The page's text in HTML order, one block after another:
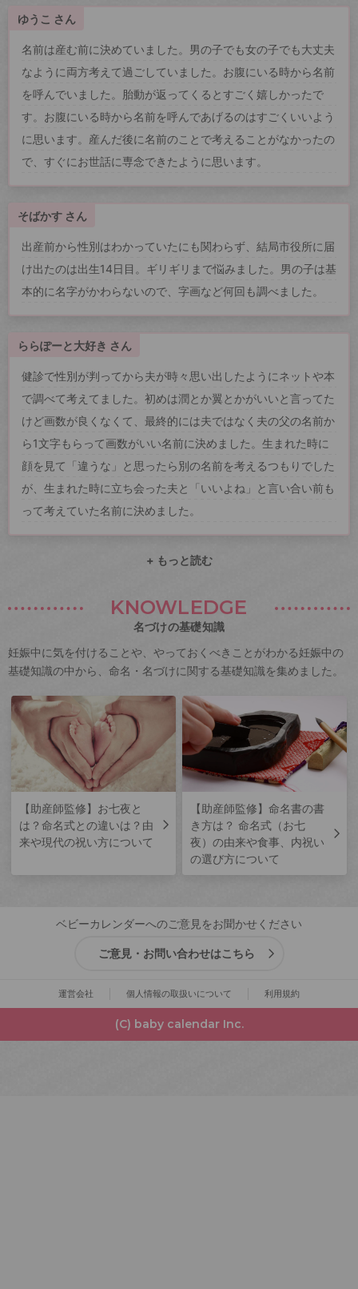
ゆうこ さん
名前は産む前に決めていました。男の子でも女の子でも大丈夫
なように両方考えて過ごしていました。お腹にいる時から名前
を呼んでいました。胎動が返ってくるとすごく嬉しかったで
す。お腹にいる時から名前を呼んであげるのはすごくいいよう
に思います。産んだ後に名前のことで考えることがなかったの
で、すぐにお世話に専念できたように思います。
そばかす さん
出産前から性別はわかっていたにも関わらず、結局市役所に届
け出たのは出生14日目。ギリギリまで悩みました。男の子は基
本的に名字がかわらないので、字画など何回も調べました。
ららぽーと大好き さん
健診で性別が判ってから夫が時々思い出したようにネットや本
で調べて考えてました。初めは潤とか翼とかがいいと言ってた
けど画数が良くなくて、最終的には夫ではなく夫の父の名前か
ら1文字もらって画数がいい名前に決めました。生まれた時に
顔を見て「違うな」と思ったら別の名前を考えるつもりでした
が、生まれた時に立ち会った夫と「いいよね」と言い合い前も
って考えていた名前に決めました。
+ もっと読む
KNOWLEDGE
名づけの基礎知識
妊娠中に気を付けることや、やっておくべきことがわかる妊娠中の
基礎知識の中から、命名・名づけに関する基礎知識を集めました。
【助産師監修】お七夜と
は？命名式との違いは？由
来や現代の祝い方について
【助産師監修】命名書の書
き方は？ 命名式（お七
夜）の由来や食事、内祝い
の選び方について
ベビーカレンダーへのご意見をお聞かせください
ご意見・お問い合わせはこちら
運営会社 個人情報の取扱いについて 利用規約
(C) baby calendar Inc.